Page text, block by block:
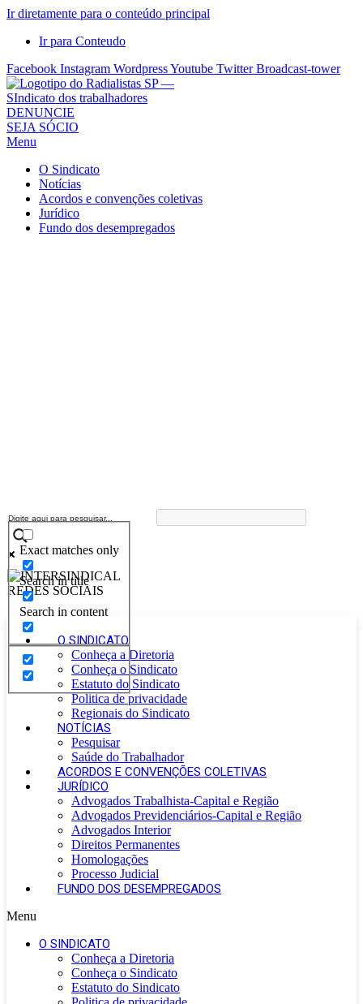
Ir diretamente para o conteúdo principal
Ir para Conteudo
Facebook Instagram WordpressYoutube Twitter Broadcast-tower
Sindicato
dos
Radialistas
São
Paulo
Sindicato
DENUNCIE
SEJA SÓCIO
Menu
O Sindicato
Notícias
Acordos e convenções coletivas
Jurídico
Fundo dos desempregados
Exact matches only
Search in title
Search in content
O SINDICATO
Conheça a Diretoria
Conheça o Sindicato
Estatuto do Sindicato
Politica de privacidade
Regionais do Sindicato
NOTÍCIAS
Pesquisar
Saúde do Trabalhador
ACORDOS E CONVENÇÕES COLETIVAS
JURÍDICO
Advogados Trabalhista-Capital e Região
Advogados Previdenciários-Capital e Região
Advogados Interior
Direitos Permanentes
Homologações
Processo Judicial
FUNDO DOS DESEMPREGADOS
Menu
O SINDICATO
Conheça a Diretoria
Conheça o Sindicato
Estatuto do Sindicato